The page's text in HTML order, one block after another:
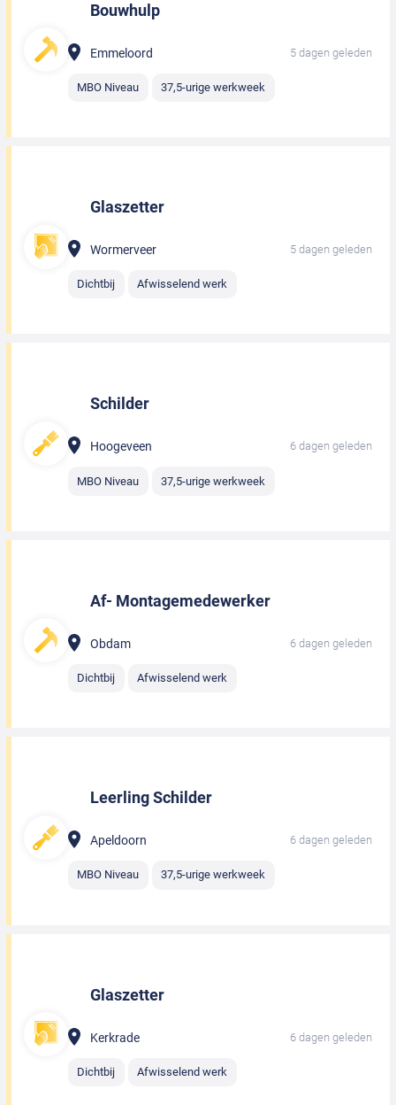
Bouwhulp
Emmeloord 5 dagen geleden
MBO Niveau 37,5-urige werkweek
Glaszetter
Wormerveer 5 dagen geleden
Dichtbij Afwisselend werk
Schilder
Hoogeveen 6 dagen geleden
MBO Niveau 37,5-urige werkweek
Af- Montagemedewerker
Obdam 6 dagen geleden
Dichtbij Afwisselend werk
Leerling Schilder
Apeldoorn 6 dagen geleden
MBO Niveau 37,5-urige werkweek
Glaszetter
Kerkrade 6 dagen geleden
Dichtbij Afwisselend werk